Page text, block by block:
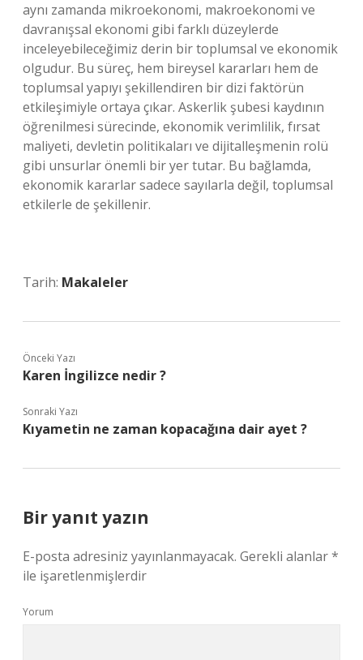
aynı zamanda mikroekonomi, makroekonomi ve
davranışsal ekonomi gibi farklı düzeylerde
inceleyebileceğimiz derin bir toplumsal ve ekonomik
olgudur. Bu süreç, hem bireysel kararları hem de
toplumsal yapıyı şekillendiren bir dizi faktörün
etkileşimiyle ortaya çıkar. Askerlik şubesi kaydının
öğrenilmesi sürecinde, ekonomik verimlilik, fırsat
maliyeti, devletin politikaları ve dijitalleşmenin rolü
gibi unsurlar önemli bir yer tutar. Bu bağlamda,
ekonomik kararlar sadece sayılarla değil, toplumsal
etkilerle de şekillenir.
Tarih: Makaleler
Önceki Yazı
Karen İngilizce nedir ?
Sonraki Yazı
Kıyametin ne zaman kopacağına dair ayet ?
Bir yanıt yazın
E-posta adresiniz yayınlanmayacak. Gerekli alanlar*
ile işaretlenmişlerdir
Yorum